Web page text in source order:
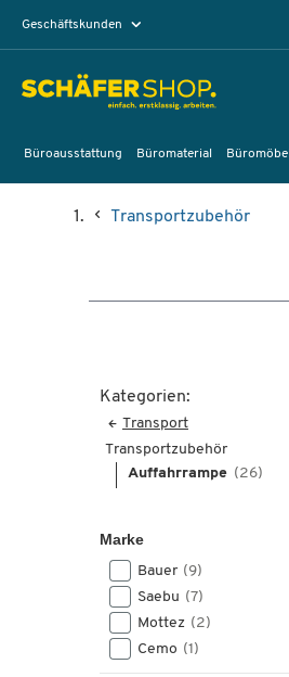
Geschäftskunden
Büroausstattung Büromaterial Büromöbel
Transportzubehör
Kategorien:
Transport
Transportzubehör
Auffahrrampe (26)
Marke
Bauer (9)
Saebu (7)
Mottez (2)
Cemo (1)